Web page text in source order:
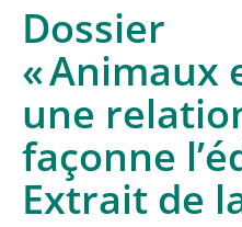
Dossier
« Animaux
une
façonne
Extrait de